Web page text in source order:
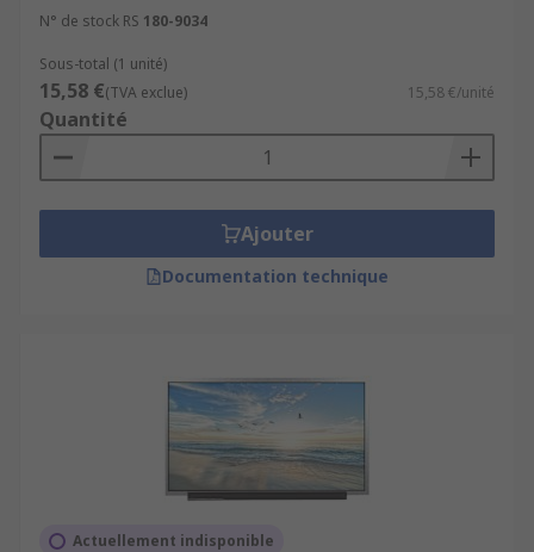
N° de stock RS 180-9034
Sous-total (1 unité)
15,58 €(TVA exclue) 15,58 €/unité
Quantité
Ajouter
Documentation technique
Actuellement indisponible